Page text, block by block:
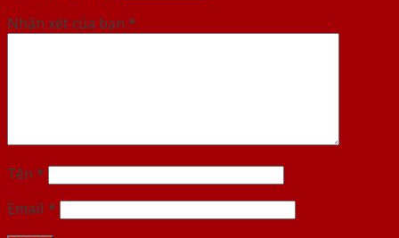
Nhận xét của bạn *
Tên *
Email *